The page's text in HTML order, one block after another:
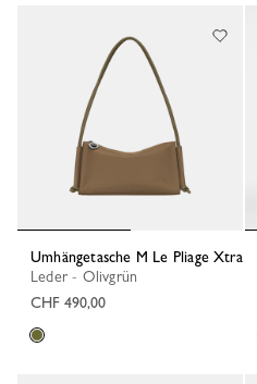
Umhängetasche M Le Pliage Xtra
Leder - Olivgrün
CHF 490,00